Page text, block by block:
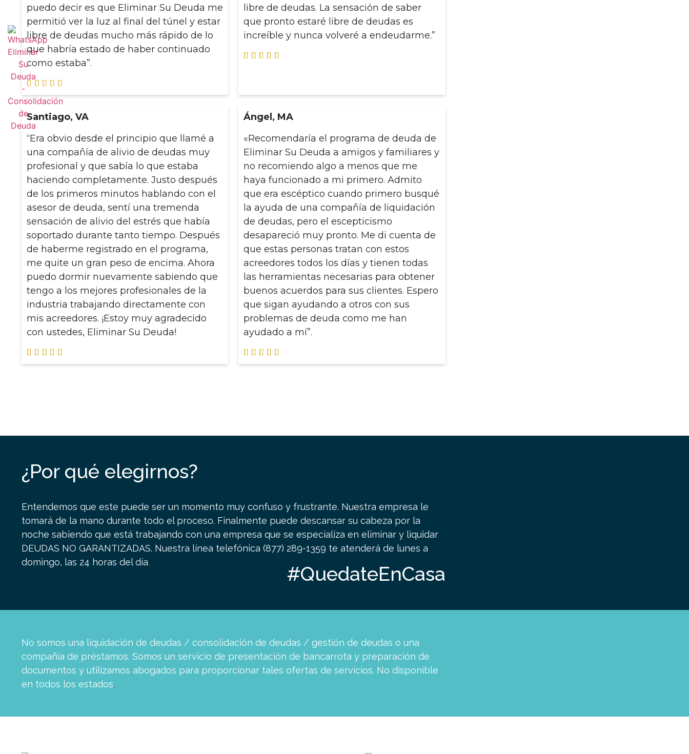
puedo decir es que Eliminar Su Deuda me
permitió ver la luz al final del túnel y estar
libre de deudas mucho más rápido de lo
que habría estado de haber continuado
como estaba”.
    
libre de deudas. La sensación de saber
que pronto estaré libre de deudas es
increíble y nunca volveré a endeudarme.”
    
Santiago, VA
“Era obvio desde el principio que llamé a
una compañía de alivio de deudas muy
profesional y que sabía lo que estaba
haciendo completamente. Justo después
de los primeros minutos hablando con el
asesor de deuda, sentí una tremenda
sensación de alivio del estrés que había
soportado durante tanto tiempo. Después
de haberme registrado en el programa,
me quite un gran peso de encima. Ahora
puedo dormir nuevamente sabiendo que
tengo a los mejores profesionales de la
industria trabajando directamente con
mis acreedores. ¡Estoy muy agradecido
con ustedes, Eliminar Su Deuda!
    
Ángel, MA
«Recomendaría el programa de deuda de
Eliminar Su Deuda a amigos y familiares y
no recomiendo algo a menos que me
haya funcionado a mi primero. Admito
que era escéptico cuando primero busqué
la ayuda de una compañía de liquidación
de deudas, pero el escepticismo
desapareció muy pronto. Me di cuenta de
que estas personas tratan con estos
acreedores todos los días y tienen todas
las herramientas necesarias para obtener
buenos acuerdos para sus clientes. Espero
que sigan ayudando a otros con sus
problemas de deuda como me han
ayudado a mí”.
    
¿Por qué elegirnos?
Entendemos que este puede ser un momento muy confuso y frustrante. Nuestra empresa le
tomará de la mano durante todo el proceso. Finalmente puede descansar su cabeza por la
noche sabiendo que está trabajando con una empresa que se especializa en eliminar y liquidar
DEUDAS NO GARANTIZADAS. Nuestra línea telefónica (877) 289-1359 te atenderá de lunes a
domingo, las 24 horas del día.
#QuedateEnCasa
No somos una liquidación de deudas / consolidación de deudas / gestión de deudas o una
compañía de préstamos. Somos un servicio de presentación de bancarrota y preparación de
documentos y utilizamos abogados para proporcionar tales ofertas de servicios. No disponible
en todos los estados.